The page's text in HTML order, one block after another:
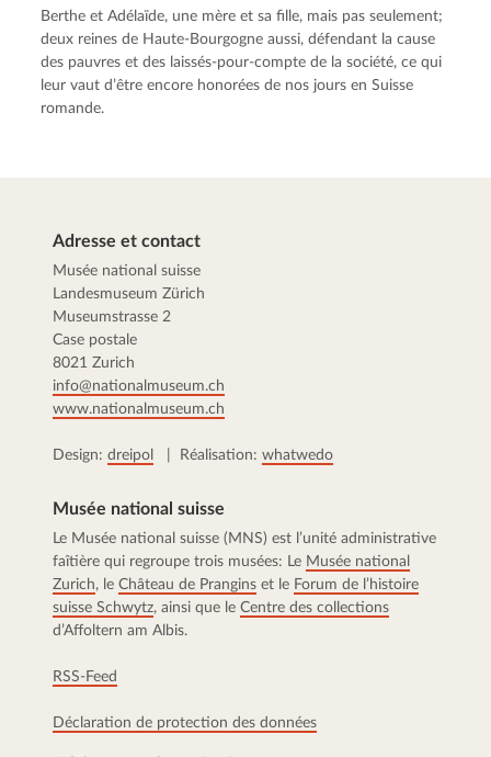
Berthe et Adélaïde, une mère et sa fille, mais pas seulement;
deux reines de Haute-Bourgogne aussi, défendant la cause
des pauvres et des laissés-pour-compte de la société, ce qui
leur vaut d’être encore honorées de nos jours en Suisse
romande.
Adresse et contact
Musée national suisse
Landesmuseum Zürich
Museumstrasse 2
Case postale
8021 Zurich
info@nationalmuseum.ch
www.nationalmuseum.ch
Design: dreipol | Réalisation: whatwedo
Musée national suisse
Le Musée national suisse (MNS) est l’unité administrative
faîtière qui regroupe trois musées: Le Musée national
Zurich, le Château de Prangins et le Forum de l’histoire
suisse Schwytz, ainsi que le Centre des collections
d’Affoltern am Albis.
RSS-Feed
Déclaration de protection des données